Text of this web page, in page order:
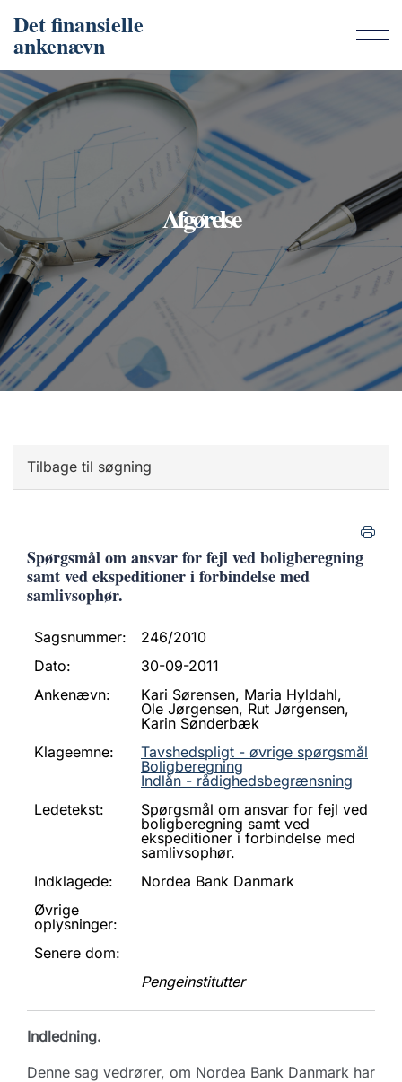
Det finansielle
ankenævn
Afgørelse
Tilbage til søgning
Spørgsmål om ansvar for fejl ved boligberegning
samt ved ekspeditioner i forbindelse med
samlivsophør.
Sagsnummer:
246/2010
Dato:
30-09-2011
Ankenævn:
Kari Sørensen, Maria Hyldahl,
Ole Jørgensen, Rut Jørgensen,
Karin Sønderbæk
Klageemne:
Tavshedspligt - øvrige spørgsmål
Boligberegning
Indlån - rådighedsbegrænsning
Ledetekst:
Spørgsmål om ansvar for fejl ved
boligberegning samt ved
ekspeditioner i forbindelse med
samlivsophør.
Indklagede:
Nordea Bank Danmark
Øvrige
oplysninger:
Senere dom:
Pengeinstitutter
Indledning.
Denne sag vedrører, om Nordea Bank Danmark har